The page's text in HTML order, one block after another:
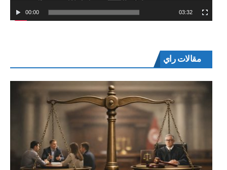
00:00 03:32
مقالات راي